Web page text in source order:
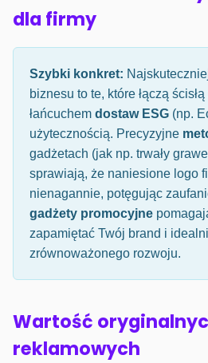
dla firmy
Szybki konkret:
biznesu to te, które łączą
łańcuchem dostaw ESG (np.
użytecznością. Precyzyjne
gadżetach (jak np. trwały
sprawiają, że naniesione logo
nienagannie, potęgując
gadżety promocyjne
zapamiętać Twój brand i
zrównoważonego rozwoju.
Wartość
reklamowych